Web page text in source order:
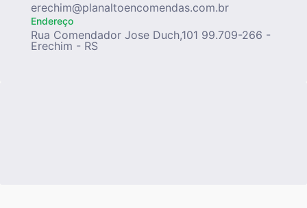
erechim@planaltoencomendas.com.br
Endereço
Rua Comendador Jose Duch,101 99.709-266 -
Erechim - RS